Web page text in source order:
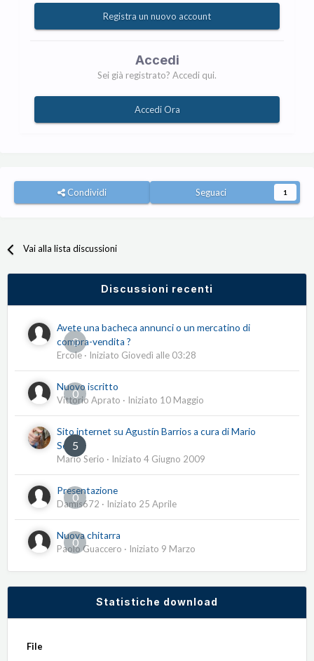
Registra un nuovo account
Accedi
Sei già registrato? Accedi qui.
Accedi Ora
Condividi Seguaci 1
Vai alla lista discussioni
Discussioni recenti
0
Avete una bacheca annunci o un mercatino di
compra-vendita ?
Ercole · Iniziato Giovedì alle 03:28
0
Nuovo iscritto
Vittorio Aprato · Iniziato 10 Maggio
5
Sito internet su Agustín Barrios a cura di Mario
Serio
Mario Serio · Iniziato 4 Giugno 2009
0
Presentazione
Damis672 · Iniziato 25 Aprile
0
Nuova chitarra
Paolo Guaccero · Iniziato 9 Marzo
Statistiche download
File